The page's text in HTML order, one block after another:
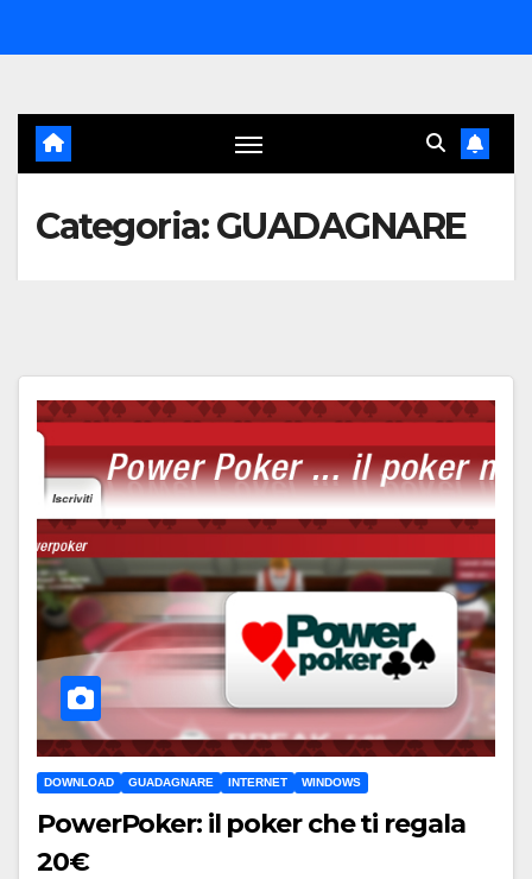
al
Categoria:GUADAGNARE
DOWNLOAD GUADAGNARE INTERNET WINDOWS
PowerPoker: il poker che ti regala
20€